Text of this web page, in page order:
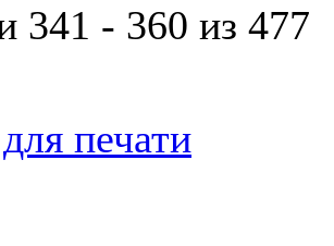
341 - 360 из 477
печати